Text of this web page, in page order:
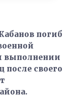
погиб
выполнении
после своего